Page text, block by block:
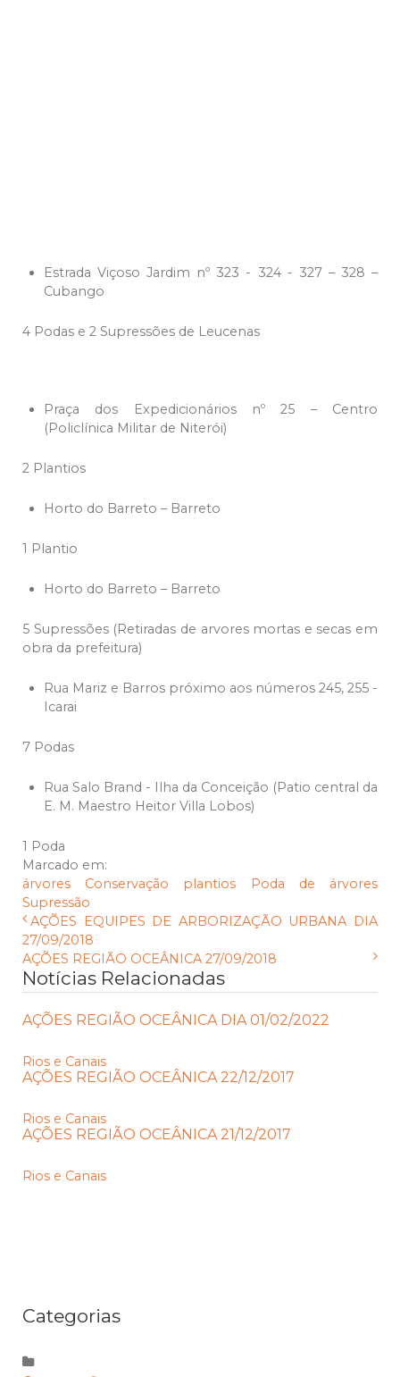
Estrada Viçoso Jardim nº 323 - 324 - 327 – 328 –
Cubango
4 Podas e 2 Supressões de Leucenas
Praça dos Expedicionários nº 25 – Centro
(Policlínica Militar de Niterói)
2 Plantios
Horto do Barreto – Barreto
1 Plantio
Horto do Barreto – Barreto
5 Supressões (Retiradas de arvores mortas e secas em
obra da prefeitura)
Rua Mariz e Barros próximo aos números 245, 255 -
Icarai
7 Podas
Rua Salo Brand - Ilha da Conceição (Patio central da
E. M. Maestro Heitor Villa Lobos)
1 Poda
Marcado em:
árvores
Conservação plantios
Poda de árvores
Supressão
AÇÕES EQUIPES DE ARBORIZAÇÃO URBANA DIA
27/09/2018
AÇÕES REGIÃO OCEÂNICA 27/09/2018
Notícias Relacionadas
AÇÕES REGIÃO OCEÂNICA DIA 01/02/2022
Rios e Canais
AÇÕES REGIÃO OCEÂNICA 22/12/2017
Rios e Canais
AÇÕES REGIÃO OCEÂNICA 21/12/2017
Rios e Canais
Categorias